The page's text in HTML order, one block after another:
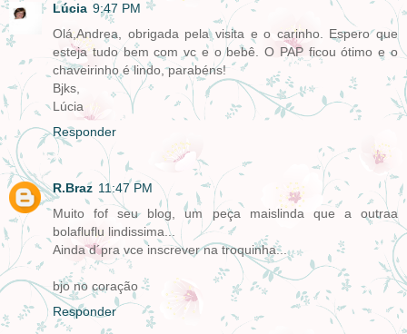
Lúcia 9:47 PM
Olá,Andrea, obrigada pela visita e o carinho. Espero que
esteja tudo bem com vc e o bebê. O PAP ficou ótimo e o
chaveirinho é lindo, parabéns!
Bjks,
Lúcia
Responder
R.Braz 11:47 PM
Muito fof seu blog, um peça maislinda que a outraa
bolafluflu lindissima...
Ainda d´pra vce inscrever na troquinha...
bjo no coração
Responder